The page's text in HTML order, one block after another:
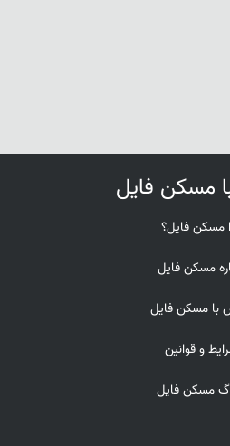
مسکن فایل
مسکن فایل؟
مسکن فایل
با مسکن فایل
و قوانین
مسکن فایل